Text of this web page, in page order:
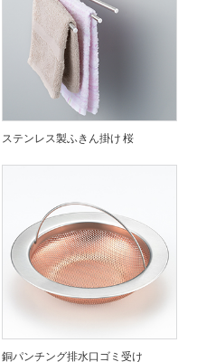
ステンレス製ふきん掛け 桜
銅パンチング排水口ゴミ受け